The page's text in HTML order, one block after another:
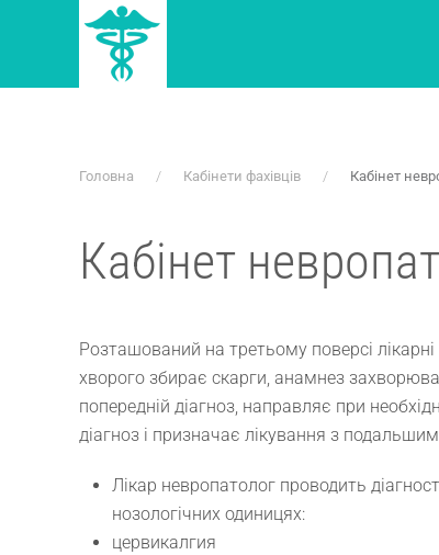
Skip to main content
Головна Кабінети фахівців Кабінет
Кабінет
Розташований на третьому поверсі
хворого збирає скарги, анамнез
попередній діагноз, направляє при
діагноз і призначає лікування з
Лікар невропатолог проводить
нозологічних одиницях:
цервикалгия